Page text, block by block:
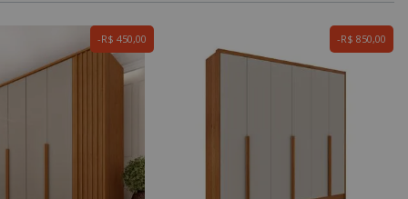
R$ 450,00 R$ 850,00